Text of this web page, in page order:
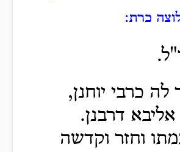
כרת:
לה כרבי יוחנן,
דרבנן.
וחזר וקדשה